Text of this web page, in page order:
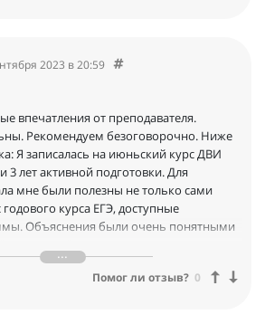
информацию, за счет чего
более высоко уровня. ЕГЭ по
по подготовке к ДВИ. Курс затрагивает
очень полезный. Домашние работы
экзамен. К примеру, у меня попался
в д/з Рекомендую Анну
2023 в 20:59
впечатления от преподавателя.
Рекомендуем безоговорочно. Ниже
Я записалась на июньский курс ДВИ
3 лет активной подготовки. Для
мне были полезны не только сами
курса ЕГЭ, доступные
Объяснения были очень понятными
сделан на логике рассуждений, что в
на вступительном испытании в МГУ.
Помог ли отзыв? 0